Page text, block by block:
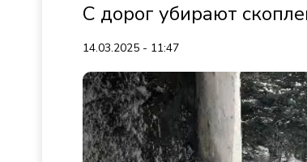
С дорог убирают
14.03.2025 - 11:47